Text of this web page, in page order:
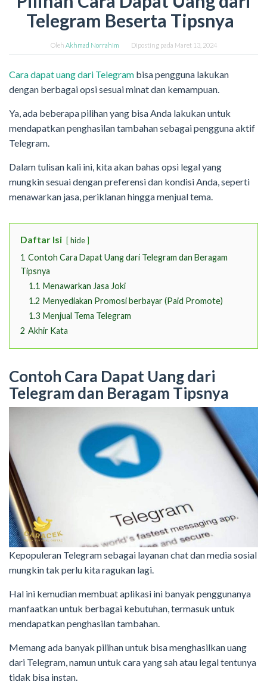
Telegram Beserta Tipsnya
Oleh Akhmad Norrahim Diposting pada Maret 13, 2024
Cara dapat uang dari Telegram bisa pengguna lakukan
dengan berbagai opsi sesuai minat dan kemampuan.
Ya, ada beberapa pilihan yang bisa Anda lakukan untuk
mendapatkan penghasilan tambahan sebagai pengguna aktif
Telegram.
Dalam tulisan kali ini, kita akan bahas opsi legal yang
mungkin sesuai dengan preferensi dan kondisi Anda, seperti
menawarkan jasa, periklanan hingga menjual tema.
Daftar Isi hide
1 Contoh Cara Dapat Uang dari Telegram dan Beragam
Tipsnya
1.1 Menawarkan Jasa Joki
1.2 Menyediakan Promosi berbayar (Paid Promote)
1.3 Menjual Tema Telegram
2 Akhir Kata
Contoh Cara Dapat Uang dari
Telegram dan Beragam Tipsnya
Kepopuleran Telegram sebagai layanan chat dan media sosial
mungkin tak perlu kita ragukan lagi.
Hal ini kemudian membuat aplikasi ini banyak penggunanya
manfaatkan untuk berbagai kebutuhan, termasuk untuk
mendapatkan penghasilan tambahan.
Memang ada banyak pilihan untuk bisa menghasilkan uang
dari Telegram, namun untuk cara yang sah atau legal tentunya
tidak bisa instan.